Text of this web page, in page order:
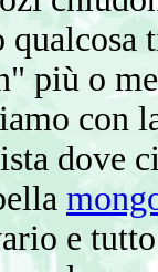
qualcosa
più o
con
dove
e